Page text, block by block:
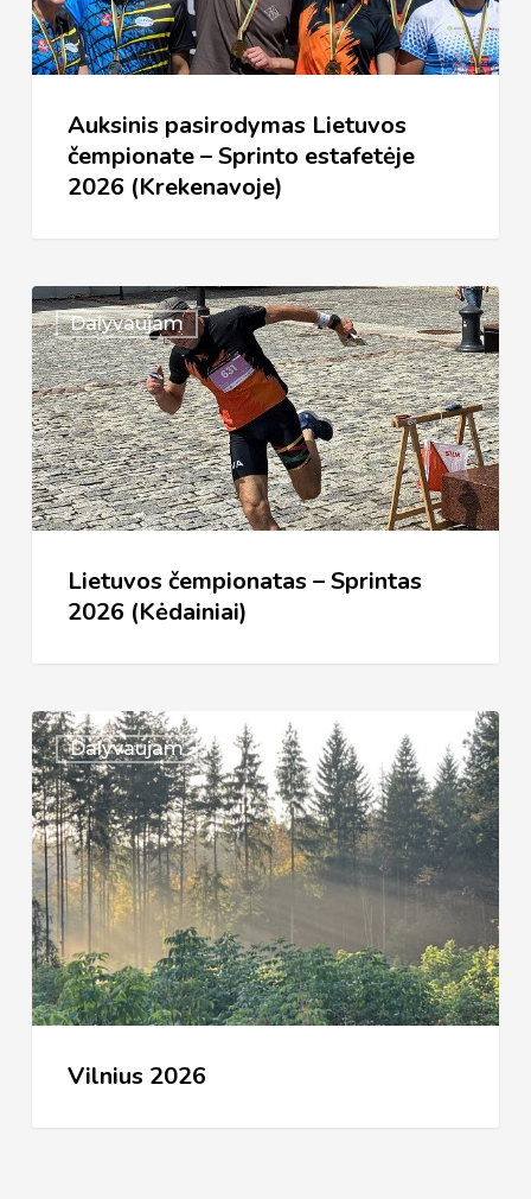
Sprinto
estafetėje
(Krekenavoje)
Auksinis pasirodymas Lietuvos
čempionate – Sprinto estafetėje
2026 (Krekenavoje)
Dalyvaujam
Lietuvos
čempionatas
–
Sprintas
2026
(Kėdainiai)
Lietuvos čempionatas – Sprintas
2026 (Kėdainiai)
Dalyvaujam
Vilnius
2026
Vilnius 2026